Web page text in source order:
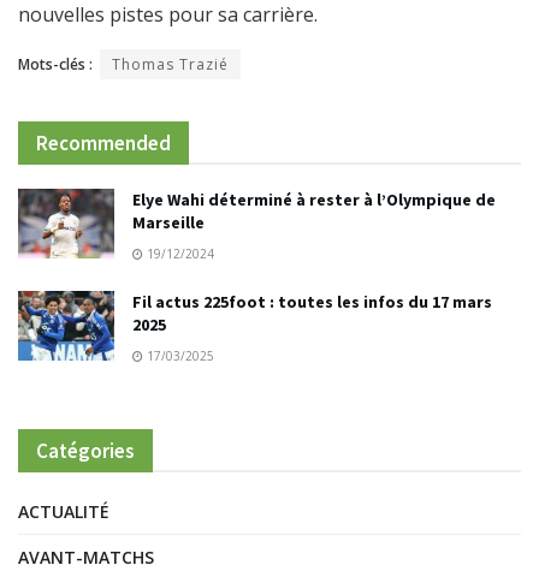
nouvelles pistes pour sa carrière.
Mots-clés : Thomas Trazié
Recommended
Elye Wahi déterminé à rester à l’Olympique de
Marseille
19/12/2024
Fil actus 225foot : toutes les infos du 17 mars
2025
17/03/2025
Catégories
ACTUALITÉ
AVANT-MATCHS